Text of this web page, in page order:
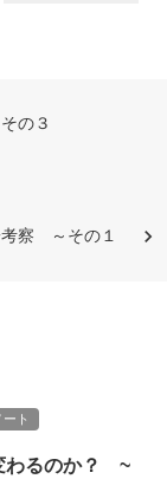
の３
察 ～その１
ト
わるのか？ ~